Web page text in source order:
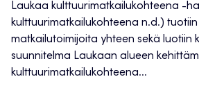
Laukaa kulttuurimatkailukohteena -
kulttuurimatkailukohteena n.d.)
matkailutoimijoita yhteen sekä luotiin
suunnitelma Laukaan alueen
kulttuurimatkailukohteena...